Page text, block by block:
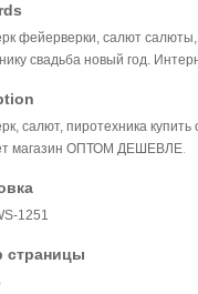
фейерверки, салют салюты,
свадьба новый год.
салют, пиротехника
магазин ОПТОМ ДЕШЕВЛЕ.
1251
страницы